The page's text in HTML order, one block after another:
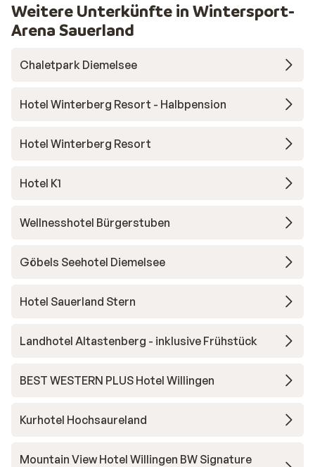
Weitere Unterkünfte in Wintersport-
Arena Sauerland
Chaletpark Diemelsee
Hotel Winterberg Resort - Halbpension
Hotel Winterberg Resort
Hotel K1
Wellnesshotel Bürgerstuben
Göbels Seehotel Diemelsee
Hotel Sauerland Stern
Landhotel Altastenberg - inklusive Frühstück
BEST WESTERN PLUS Hotel Willingen
Kurhotel Hochsaureland
Mountain View Hotel Willingen BW Signature